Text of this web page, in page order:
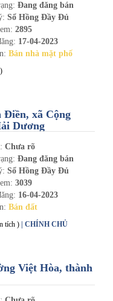
Đang đăng bán
Sổ Hồng Đầy Đủ
2895
17-04-2023
Bán nhà mặt phố
Điền, xã Cộng
Dương
Chưa rõ
Đang đăng bán
Sổ Hồng Đầy Đủ
3039
16-04-2023
Bán đất
tích ) | CHÍNH CHỦ
Việt Hòa, thành